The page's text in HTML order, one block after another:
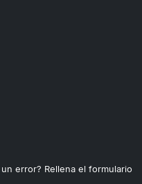
error? Rellena el formulario